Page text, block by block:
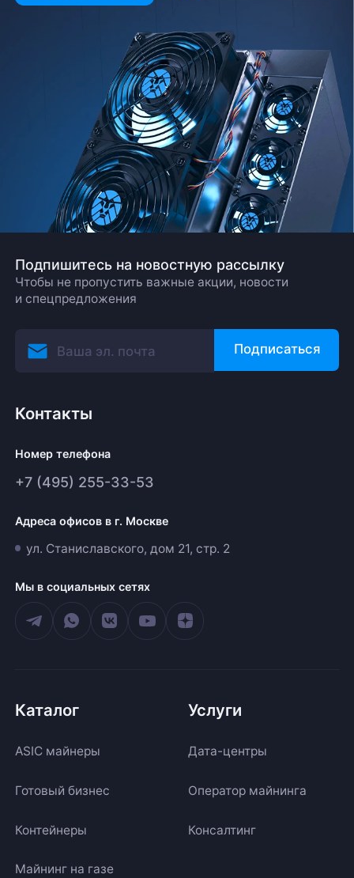
Подпишитесь на новостную рассылку
Чтобы не пропустить важные акции, новости
и спецпредложения
Подписаться
Контакты
Номер телефона
+7 (495) 255-33-53
Адреса офисов в г. Москве
ул. Станиславского, дом 21, стр. 2
Мы в социальных сетях
Каталог
ASIC майнеры
Готовый бизнес
Контейнеры
Майнинг на газе
Услуги
Дата-центры
Оператор майнинга
Консалтинг